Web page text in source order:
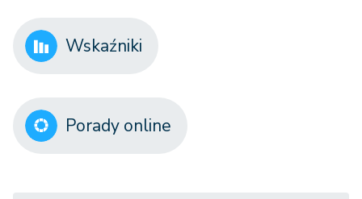
Wskaźniki
Porady online